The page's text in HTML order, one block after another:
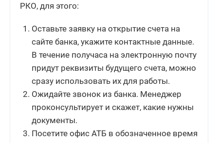
РКО, для этого:
Оставьте заявку на открытие счета на
сайте банка, укажите контактные данные.
В течение получаса на электронную почту
придут реквизиты будущего счета, можно
сразу использовать их для работы.
Ожидайте звонок из банка. Менеджер
проконсультирует и скажет, какие нужны
документы.
Посетите офис АТБ в обозначенное время